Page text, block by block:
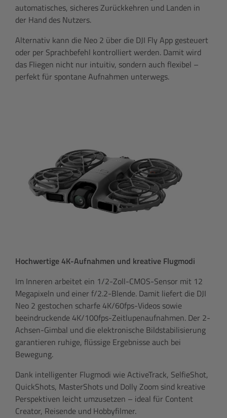
automatisches, sicheres Zurückkehren und Landen in
der Hand des Nutzers.
Alternativ kann die Neo 2 über die DJI Fly App gesteuert
oder per Sprachbefehl kontrolliert werden. Damit wird
das Fliegen nicht nur intuitiv, sondern auch flexibel –
perfekt für spontane Aufnahmen unterwegs.
Hochwertige 4K-Aufnahmen und kreative Flugmodi
Im Inneren arbeitet ein 1/2-Zoll-CMOS-Sensor mit 12
Megapixeln und einer f/2.2-Blende. Damit liefert die DJI
Neo 2 gestochen scharfe 4K/60fps-Videos sowie
beeindruckende 4K/100fps-Zeitlupenaufnahmen. Der 2-
Achsen-Gimbal und die elektronische Bildstabilisierung
garantieren ruhige, flüssige Ergebnisse auch bei
Bewegung.
Dank intelligenter Flugmodi wie ActiveTrack, SelfieShot,
QuickShots, MasterShots und Dolly Zoom sind kreative
Perspektiven leicht umzusetzen – ideal für Content
Creator, Reisende und Hobbyfilmer.